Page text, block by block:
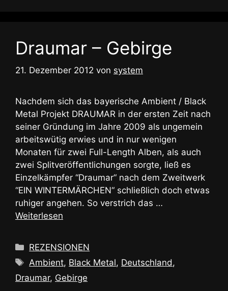
Draumar – Gebirge
21. Dezember 2012 von system
Nachdem sich das bayerische Ambient / Black
Metal Projekt DRAUMAR in der ersten Zeit nach
seiner Gründung im Jahre 2009 als ungemein
arbeitswütig erwies und in nur wenigen
Monaten für zwei Full-Length Alben, als auch
zwei Splitveröffentlichungen sorgte, ließ es
Einzelkämpfer “Draumar“ nach dem Zweitwerk
“EIN WINTERMÄRCHEN“ schließlich doch etwas
ruhiger angehen. So verstrich das …
Weiterlesen
Kategorien
REZENSIONEN
Schlagwörter
Ambient, Black Metal, Deutschland,
Draumar, Gebirge